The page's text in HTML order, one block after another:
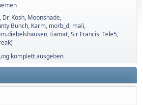
, Dr. Kosh, Moonshade,
Bunch, Karm, morb_d, mali,
,tiamat,Sir Francis,Tele5,
)
komplett ausgeben